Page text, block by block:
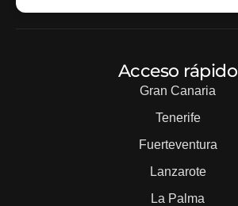
Acceso rápido
Gran Canaria
Tenerife
Fuerteventura
Lanzarote
La Palma